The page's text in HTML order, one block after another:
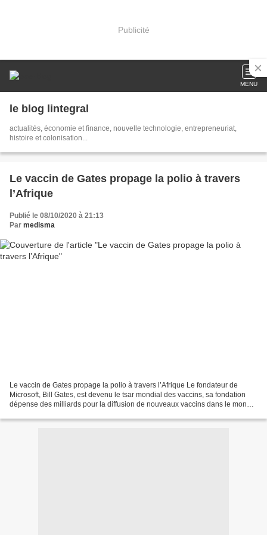
Publicité
MENU
le blog lintegral
actualités, économie et finance, nouvelle technologie, entrepreneuriat,
histoire et colonisation...
Le vaccin de Gates propage la polio à travers
l’Afrique
Publié le 08/10/2020 à 21:13
Par medisma
Le vaccin de Gates propage la polio à travers l’Afrique Le fondateur de
Microsoft, Bill Gates, est devenu le tsar mondial des vaccins, sa fondation
dépense des milliards pour la diffusion de nouveaux vaccins dans le monde.